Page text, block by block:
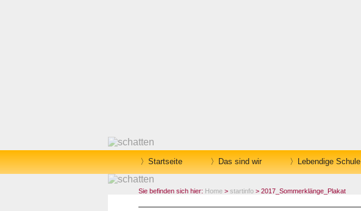
Startseite Das sind wir Lebendige Schule
Sie befinden sich hier: Home > startinfo > 2017_Sommerklänge_Plakat